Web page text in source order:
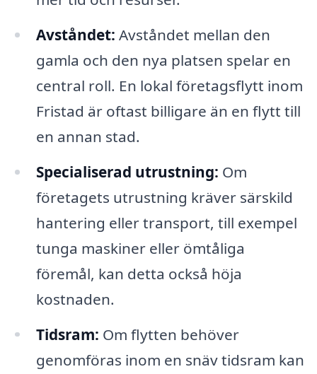
Avståndet: Avståndet mellan den
gamla och den nya platsen spelar en
central roll. En lokal företagsflytt inom
Fristad är oftast billigare än en flytt till
en annan stad.
Specialiserad utrustning: Om
företagets utrustning kräver särskild
hantering eller transport, till exempel
tunga maskiner eller ömtåliga
föremål, kan detta också höja
kostnaden.
Tidsram: Om flytten behöver
genomföras inom en snäv tidsram kan